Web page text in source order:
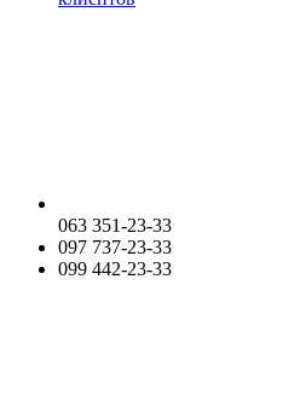
063 351-23-33
097 737-23-33
099 442-23-33